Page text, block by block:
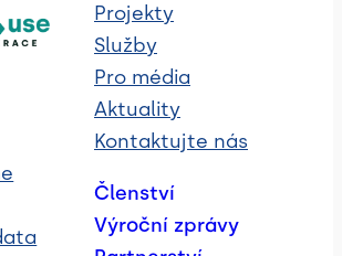
Projekty
Služby
Pro média
Aktuality
Kontaktujte nás
Členství
Výroční zprávy